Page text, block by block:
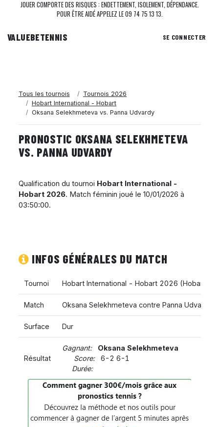
JOUER COMPORTE DES RISQUES : ENDETTEMENT, ISOLEMENT, DÉPENDANCE.
POUR ÊTRE AIDÉ APPELEZ LE 09 74 75 13 13.
VALUEBETENNIS SE CONNECTER
Tous les tournois
Tournois 2026
Hobart International - Hobart
Oksana Selekhmeteva vs. Panna Udvardy
PRONOSTIC OKSANA SELEKHMETEVA
VS. PANNA UDVARDY
Qualification du tournoi Hobart International -
Hobart 2026. Match féminin joué le 10/01/2026 à
03:50:00.
INFOS GÉNÉRALES DU MATCH
Tournoi Hobart International - Hobart 2026 (Hobart
Match Oksana Selekhmeteva contre Panna Udvardy
Surface Dur
Résultat
Gagnant:
Oksana Selekhmeteva
Score:6-2 6-1
Durée: